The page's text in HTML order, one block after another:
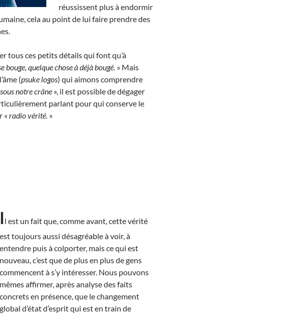
réussissent plus à endormir
cela au point de lui faire prendre des
tous ces petits détails qui font qu’à
bouge, quelque chose à déjà bougé. » Mais
(psuke logos) qui aimons comprendre
notre crâne », il est possible de dégager
parlant pour qui conserve le
« radio vérité. »
Il est un fait que, comme avant, cette vérité
est toujours aussi désagréable à voir, à
entendre puis à colporter, mais ce qui est
nouveau, c’est que de plus en plus de gens
commencent à s’y intéresser. Nous pouvons
mêmes affirmer, après analyse des faits
concrets en présence, que le changement
global d’état d’esprit qui est en train de